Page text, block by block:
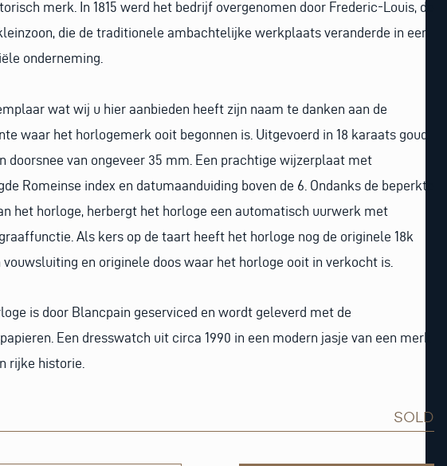
merk. In 1815 werd het bedrijf overgenomen door Frederic-Louis, de
die de traditionele ambachtelijke werkplaats veranderde in een
onderneming.
wat wij u hier aanbieden heeft zijn naam te danken aan de
waar het horlogemerk ooit begonnen is. Uitgevoerd in 18 karaats goud
doorsnee van ongeveer 35 mm. Een prachtige wijzerplaat met
Romeinse index en datumaanduiding boven de 6. Ondanks de beperkte
het horloge, herbergt het horloge een automatisch uurwerk met
Als kers op de taart heeft het horloge nog de originele 18k
vouwsluiting en originele doos waar het horloge ooit in verkocht is.
is door Blancpain geserviced en wordt geleverd met de
Een dresswatch uit circa 1990 in een modern jasje van een merk
rijke historie.
SOLD